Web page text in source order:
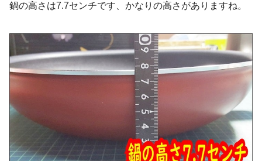
鍋の高さは7.7センチです、かなりの高さがありますね。